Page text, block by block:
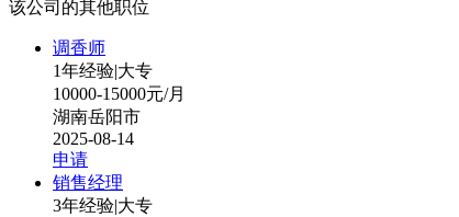
该公司的其他职位
调香师
1年经验|大专
10000-15000元/月
湖南岳阳市
2025-08-14
申请
销售经理
3年经验|大专